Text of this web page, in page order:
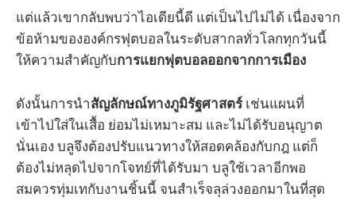
แต่แล้วเขากลับพบว่าไอเดียนี้ดี แต่เป็นไปไม่ได้ เนื่องจาก
ข้อห้ามขององค์กรฟุตบอลในระดับสากลทั่วโลกทุกวันนี้
ให้ความสำคัญกับการแยกฟุตบอลออกจากการเมือง
ดังนั้นการนำสัญลักษณ์ทางภูมิรัฐศาสตร์เช่นแผนที่
เข้าไปใส่ในเสื้อ ย่อมไม่เหมาะสม และไม่ได้รับอนุญาต
นั่นเอง บลูจึงต้องปรับแนวทางให้สอดคล้องกับกฎ แต่ก็
ต้องไม่หลุดไปจากโจทย์ที่ได้รับมา บลูใช้เวลาอีกพอ
สมควรทุ่มเทกับงานชิ้นนี้ จนสำเร็จลุล่วงออกมาในที่สุด